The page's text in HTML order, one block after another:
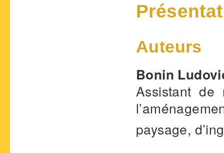
Auteurs
Bonin
Assistant de
paysage,